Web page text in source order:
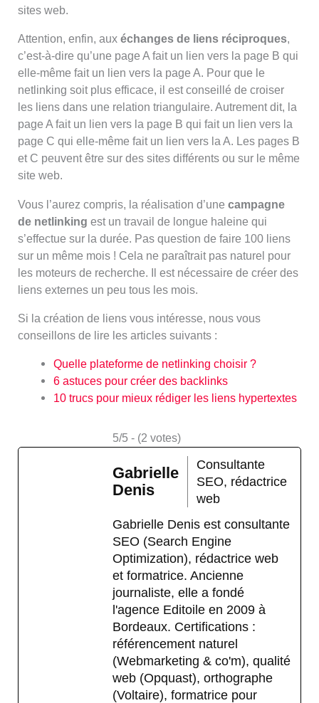
sites web.
Attention, enfin, auxéchanges de liens réciproques,
c’est-à-dire qu’une page A fait un lien vers la page B qui
elle-même fait un lien vers la page A. Pour que le
netlinking soit plus efficace, il est conseillé de croiser
les liens dans une relation triangulaire. Autrement dit, la
page A fait un lien vers la page B qui fait un lien vers la
page C qui elle-même fait un lien vers la A. Les pages B
et C peuvent être sur des sites différents ou sur le même
site web.
Vous l’aurez compris, la réalisation d’unecampagne
de netlinking est un travail de longue haleine qui
s’effectue sur la durée. Pas question de faire 100 liens
sur un même mois ! Cela ne paraîtrait pas naturel pour
les moteurs de recherche. Il est nécessaire de créer des
liens externes un peu tous les mois.
Si la création de liens vous intéresse, nous vous
conseillons de lire les articles suivants :
Quelle plateforme de netlinking choisir ?
6 astuces pour créer des backlinks
10 trucs pour mieux rédiger les liens hypertextes
5/5 - (2 votes)
Gabrielle
Denis
Consultante
SEO, rédactrice
web
Gabrielle Denis est consultante
SEO (Search Engine
Optimization), rédactrice web
et formatrice. Ancienne
journaliste, elle a fondé
l'agence Editoile en 2009 à
Bordeaux. Certifications :
référencement naturel
(Webmarketing & co'm), qualité
web (Opquast), orthographe
(Voltaire), formatrice pour